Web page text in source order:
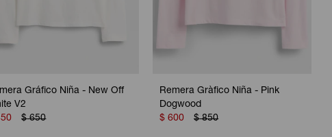
Gráfico Niña - New Off
V2
$ 650
Remera Gràfico Niña - Pink
Dogwood
$ 600 $ 850